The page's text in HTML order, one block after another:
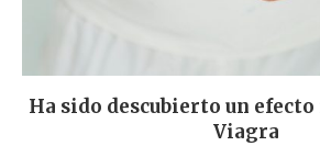
Ha sido descubierto un
Viagra